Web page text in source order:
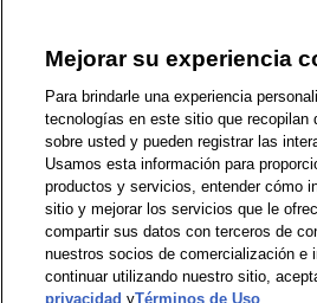
1-800-679-9691 | Contáctenos |
Política de Privacidad | WA Privacy
Zona de Bienestar | © 1999 -
Mejorar su experiencia
Para brindarle una experiencia
tecnologías en este sitio que recopilan
sobre usted y pueden registrar las
Usamos esta información para
productos y servicios, entender cómo
sitio y mejorar los servicios que le
compartir sus datos con terceros de
nuestros socios de comercialización e
continuar utilizando nuestro sitio,
privacidad yTérminos de Uso